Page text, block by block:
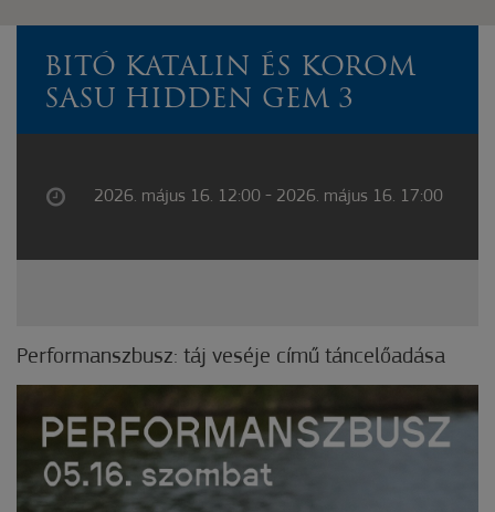
BITÓ KATALIN ÉS KOROM
SASU HIDDEN GEM 3
2026. május 16. 12:00 - 2026. május 16. 17:00
Performanszbusz: táj veséje című táncelőadása